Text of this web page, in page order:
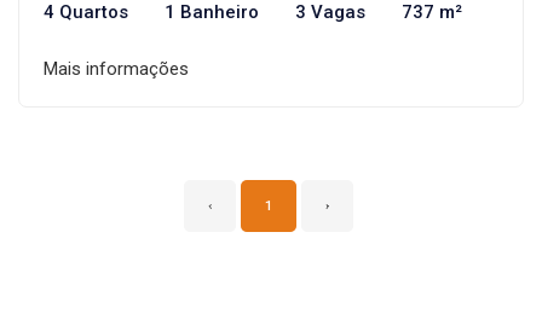
4 Quartos 1 Banheiro 3 Vagas 737 m²
Mais informações
‹ 1 ›